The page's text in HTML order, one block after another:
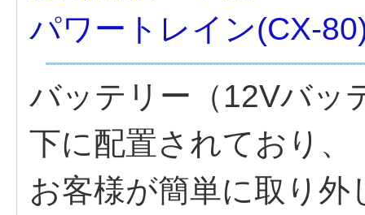
パワートレイン(CX-
バッテリー（12Vバッ
下に配置されており、
お客様が簡単に取り